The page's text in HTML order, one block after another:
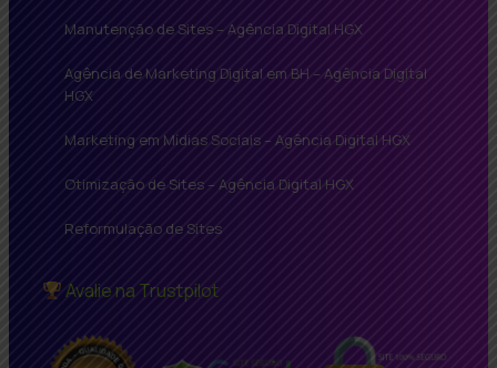
Manutenção de Sites – Agência Digital HGX
Agência de Marketing Digital em BH – Agência Digital
HGX
Marketing em Mídias Sociais – Agência Digital HGX
Otimização de Sites – Agência Digital HGX
Reformulação de Sites
Avalie na Trustpilot